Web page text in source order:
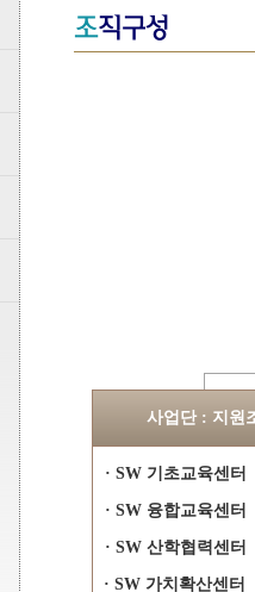
조직구성
사업단 : 지원
· SW 기초교육센터
· SW 융합교육센터
· SW 산학협력센터
· SW 가치확산센터